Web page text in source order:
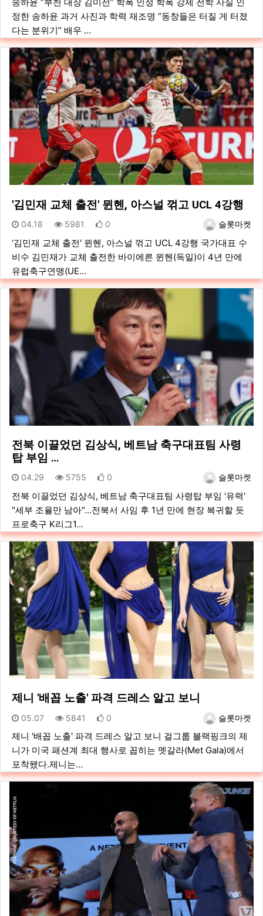
정한 송하윤 과거 사진과 학력 재조명 “동창들은 터질 게 터졌
다는 분위기” 배우 …
'김민재 교체 출전' 뮌헨, 아스널 꺾고 UCL 4강행
등록자슬롯마켓
등록일
04.18 조회
5981 추천
0
'김민재 교체 출전' 뮌헨, 아스널 꺾고 UCL 4강행 국가대표 수
비수 김민재가 교체 출전한 바이에른 뮌헨(독일)이 4년 만에
유럽축구연맹(UE…
전북 이끌었던 김상식, 베트남 축구대표팀 사령
탑 부임 …
등록자슬롯마켓
등록일
04.29 조회
5755 추천
0
전북 이끌었던 김상식, 베트남 축구대표팀 사령탑 부임 '유력'
"세부 조율만 남아"…전북서 사임 후 1년 만에 현장 복귀할 듯
프로축구 K리그1…
제니 '배꼽 노출' 파격 드레스 알고 보니
등록자슬롯마켓
등록일
05.07 조회
5841 추천
0
제니 '배꼽 노출' 파격 드레스 알고 보니 걸그룹 블랙핑크의 제
니가 미국 패션계 최대 행사로 꼽히는 멧갈라(Met Gala)에서
포착됐다.제니는…